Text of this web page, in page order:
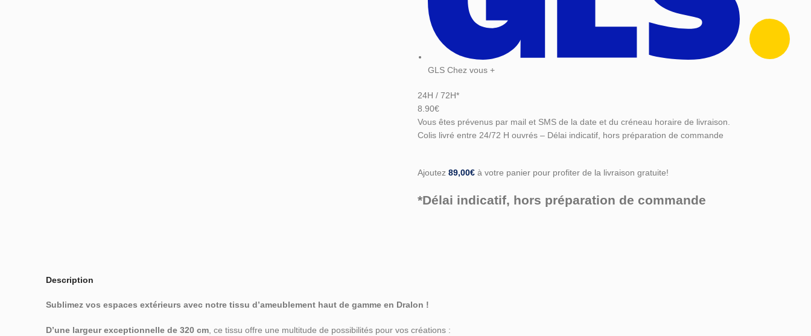
GLS Chez vous +
24H / 72H*
8.90€
Vous êtes prévenus par mail et SMS de la date et du créneau horaire de livraison.
Colis livré entre 24/72 H ouvrés – Délai indicatif, hors préparation de commande
Ajoutez 89,00€ à votre panier pour profiter de la livraison gratuite!
*Délai indicatif, hors préparation de commande
Description
Sublimez vos espaces extérieurs avec notre tissu d’ameublement haut de gamme en Dralon !
D’une largeur exceptionnelle de 320 cm , ce tissu offre une multitude de possibilités pour vos créations :